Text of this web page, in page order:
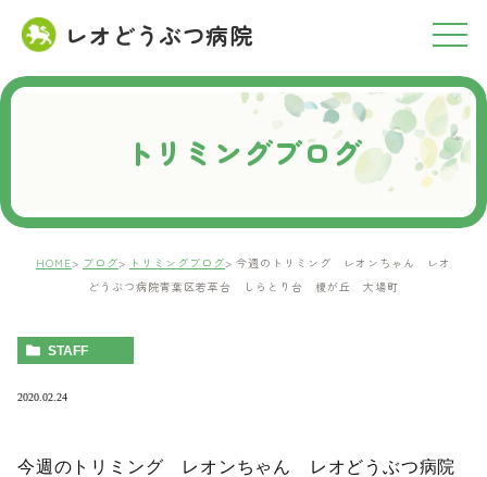
レオどうぶつ病院
RESERVATION
ご予約について
トリミングブログ
HOME ブログ トリミングブログ
今週のトリミング レオンちゃん レオ
どうぶつ病院青葉区若草台 しらとり台 榎が丘 大場町
STAFF
2020.02.24
今週のトリミング レオンちゃん レオどうぶつ病院